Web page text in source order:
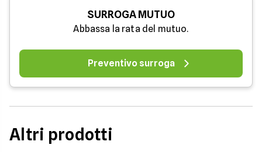
SURROGA MUTUO
Abbassa la rata del mutuo.
Preventivo surroga
Altri prodotti